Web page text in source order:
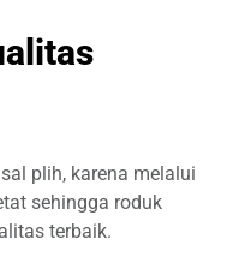
plih, karena melalui
sehingga roduk
terbaik.